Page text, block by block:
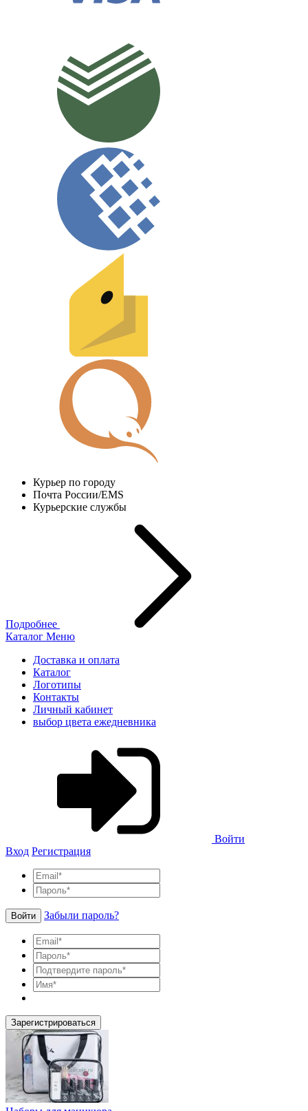
Курьер по городу
Почта России/EMS
Курьерские службы
Подробнее
Каталог Меню
Доставка и оплата
Каталог
Логотипы
Контакты
Личный кабинет
выбор цвета ежедневника
Войти
Вход Регистрация
Войти Забыли пароль?
Зарегистрироваться